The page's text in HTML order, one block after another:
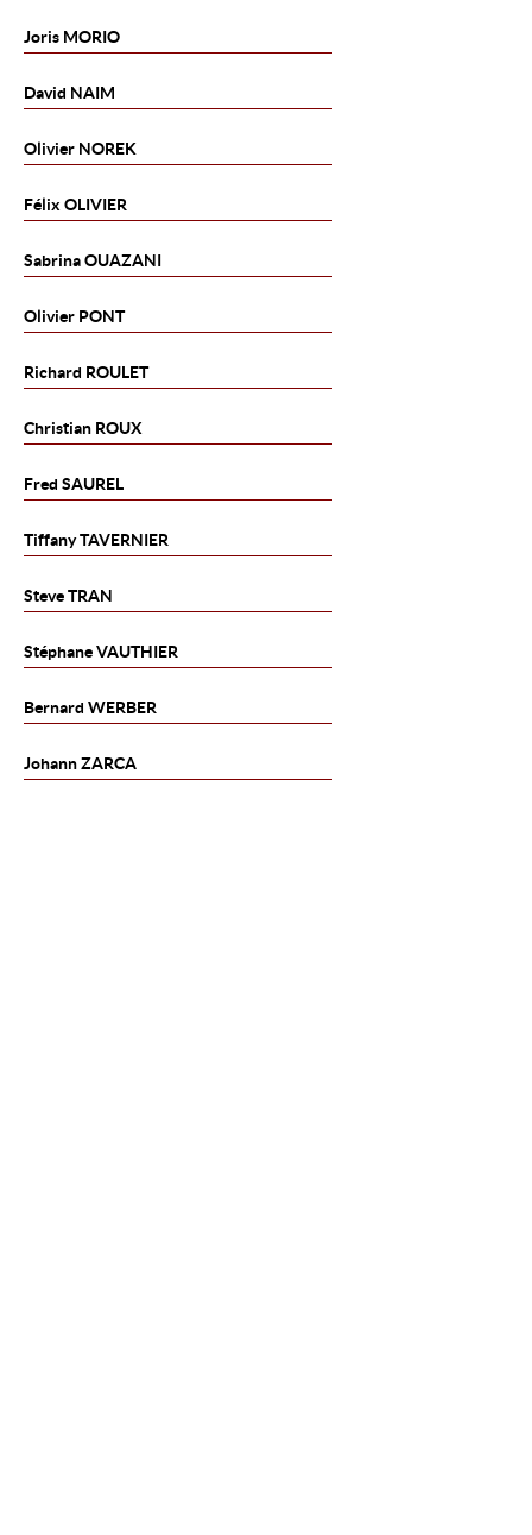
Joris MORIO
David NAIM
Olivier NOREK
Félix OLIVIER
SabrinaOUAZANI
Olivier PONT
Richard ROULET
Christian ROUX
Fred SAUREL
TiffanyTAVERNIER
SteveTRAN
StéphaneVAUTHIER
Bernard WERBER
JohannZARCA